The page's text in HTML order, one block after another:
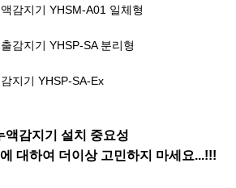
에 대하여 더이상 고민하지 마세요...!!!